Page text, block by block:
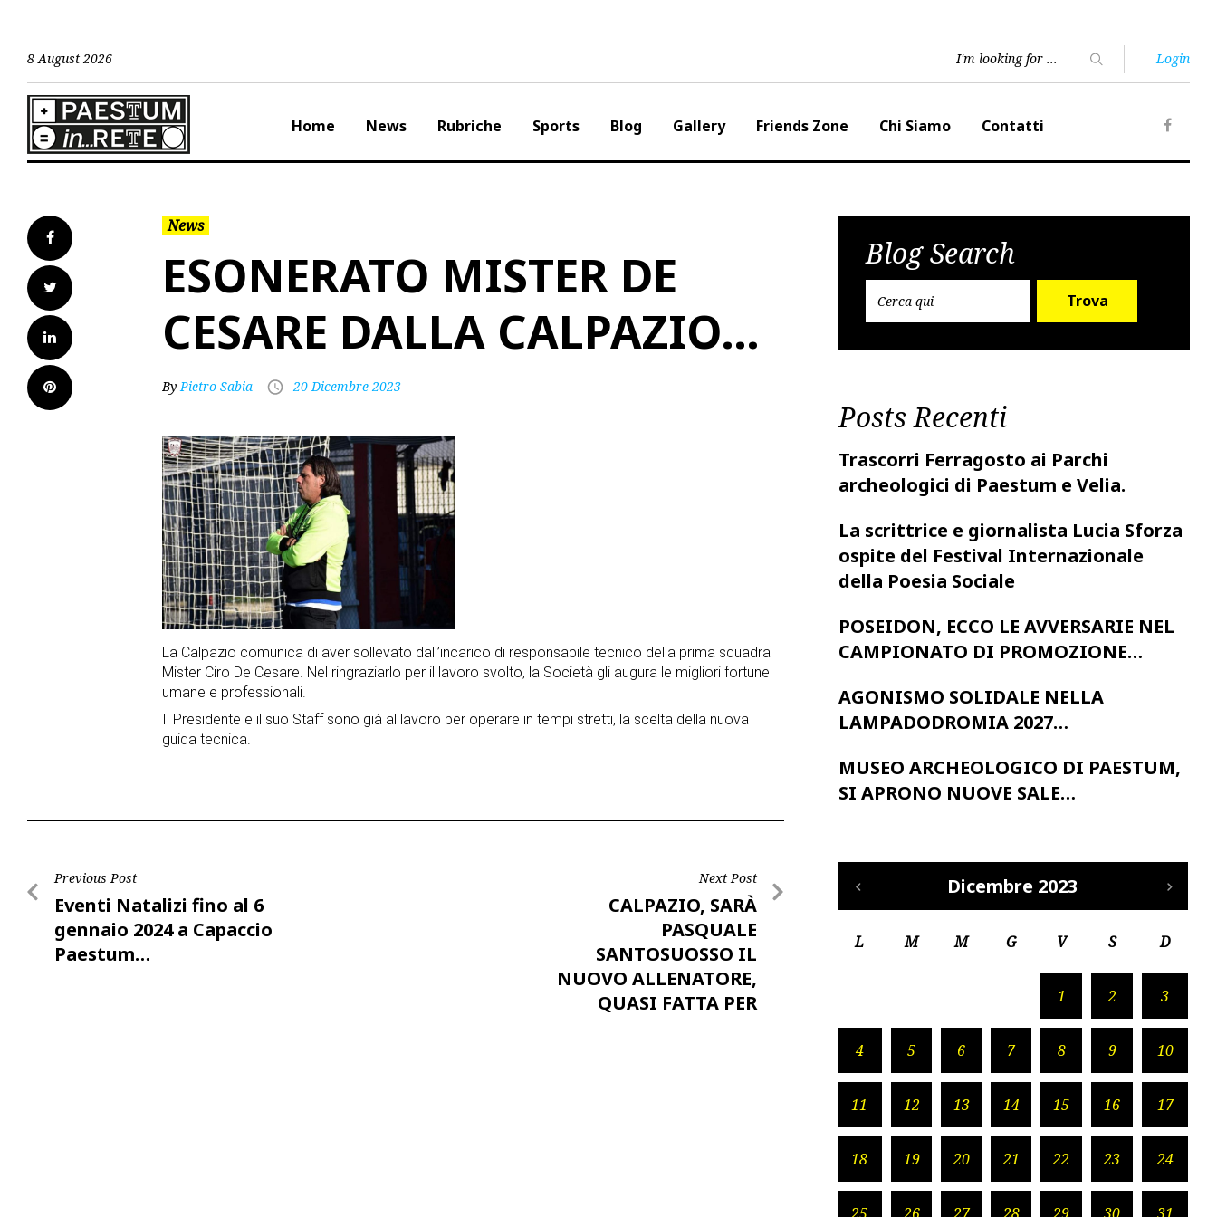
8 August 2026 Login
Home News Rubriche Sports Blog Gallery Friends Zone Chi Siamo
Contatti
Facebook
Twitter
LinkedIn
Pinterest
News
ESONERATO MISTER DE
CESARE DALLA CALPAZIO…
ByPietro Sabia 20 Dicembre 2023
La Calpazio comunica di aver sollevato dall’incarico di responsabile tecnico della prima squadra
Mister Ciro De Cesare. Nel ringraziarlo per il lavoro svolto, la Società gli augura le migliori fortune
umane e professionali.
Il Presidente e il suo Staff sono già al lavoro per operare in tempi stretti, la scelta della nuova
guida tecnica.
Post
navigation
Previous Post
Eventi Natalizi fino al 6
gennaio 2024 a Capaccio
Paestum…
Next Post
CALPAZIO, SARÀ
PASQUALE
SANTOSUOSSO IL
NUOVO ALLENATORE,
QUASI FATTA PER
Blog Search
Trova
Posts Recenti
Trascorri Ferragosto ai Parchi
archeologici di Paestum e Velia.
La scrittrice e giornalista Lucia Sforza
ospite del Festival Internazionale
della Poesia Sociale
POSEIDON, ECCO LE AVVERSARIE NEL
CAMPIONATO DI PROMOZIONE…
AGONISMO SOLIDALE NELLA
LAMPADODROMIA 2027…
MUSEO ARCHEOLOGICO DI PAESTUM,
SI APRONO NUOVE SALE…
Dicembre 2023
L M M G V S D
1 2 3
4 5 6 7 8 9 10
11 12 13 14 15 16 17
18 19 20 21 22 23 24